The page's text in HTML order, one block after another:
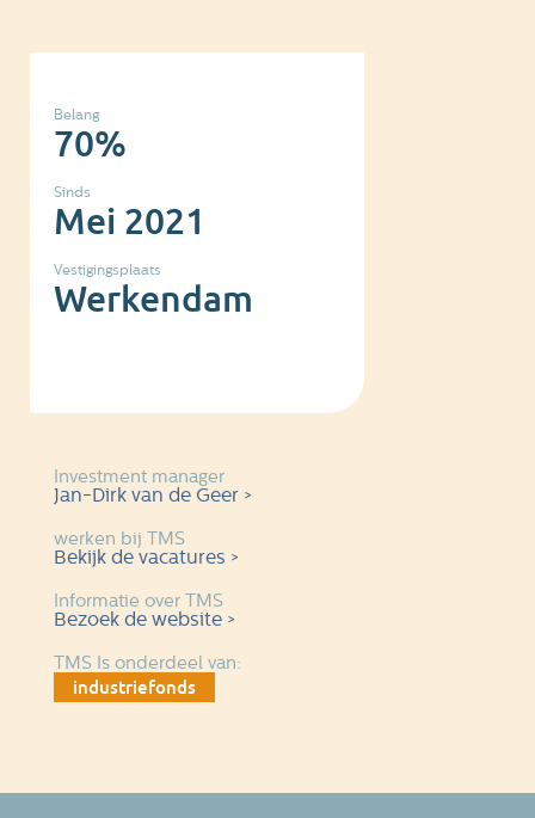
Belang
70%
Sinds
Mei 2021
Vestigingsplaats
Werkendam
Investment manager
Jan-Dirk van de Geer >
werken bij TMS
Bekijk de vacatures >
Informatie over TMS
Bezoek de website >
TMS Is onderdeel van:
industriefonds